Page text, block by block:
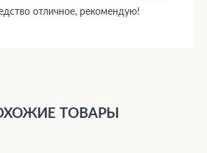
отличное, рекомендую!
ТОВАРЫ